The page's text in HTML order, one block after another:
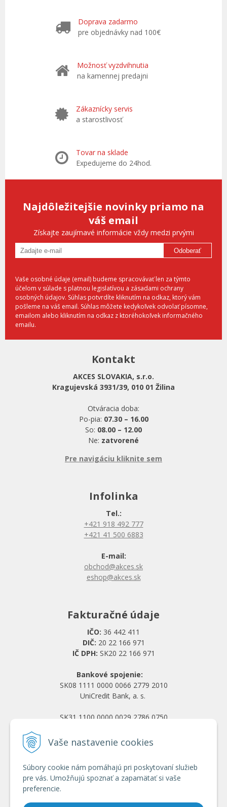
Vaše nastavenie cookies
Súbory cookie nám pomáhajú pri poskytovaní služieb
pre vás. Umožňujú spoznať a zapamätať si vaše
preferencie.
Doprava zadarmo
pre objednávky nad 100€
Možnosť vyzdvihnutia
na kamennej predajni
Zákaznícky servis
a starostlivosť
Tovar na sklade
Expedujeme do 24hod.
Najdôležitejšie novinky priamo na
váš email
Získajte zaujímavé informácie vždy medzi prvými
Odoberať
Vaše osobné údaje (email) budeme spracovávať len za týmto
účelom v súlade s platnou legislatívou a zásadami ochrany
osobných údajov. Súhlas potvrdíte kliknutím na odkaz, ktorý vám
pošleme na váš email. Súhlas môžete kedykoľvek odvolať písomne,
emailom alebo kliknutím na odkaz z ktoréhokoľvek informačného
emailu.
Kontakt
AKCES SLOVAKIA, s.r.o.
Kragujevská 3931/39, 010 01 Žilina
Otváracia doba:
Po-pia: 07.30 – 16.00
So: 08.00 – 12.00
Ne: zatvorené
Pre navigáciu kliknite sem
Infolinka
Tel.:
+421 918 492 777
+421 41 500 6883
E-mail:
obchod@akces.sk
eshop@akces.sk
Fakturačné údaje
IČO: 36 442 411
DIČ: 20 22 166 971
IČ DPH: SK20 22 166 971
Bankové spojenie:
SK08 1111 0000 0066 2779 2010
UniCredit Bank, a. s.
SK31 1100 0000 0029 2786 0750
Obchodné podmienky
Ochrana osobných údajov